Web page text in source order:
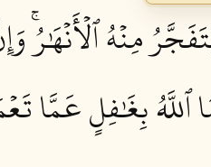
مِنۡهُ
بِغَٰفِلٍ عَمَّا